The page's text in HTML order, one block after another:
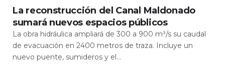
La reconstrucción del Canal Maldonado
sumará nuevos espacios públicos
La obra hidráulica ampliará de 300 a 900 m³/s su caudal
de evacuación en 2400 metros de traza. Incluye un
nuevo puente, sumideros y el...